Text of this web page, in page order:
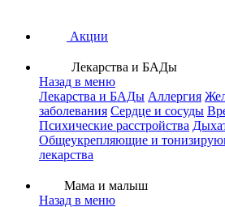
Акции
Лекарства и БАДы
Назад в меню
Лекарства и БАДы Аллергия
заболевания Сердце и сосуды
Психические расстройства
Общеукрепляющие и
лекарства
Мама и малыш
Назад в меню